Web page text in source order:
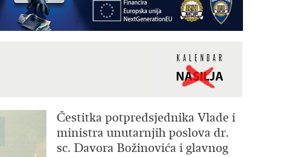
Čestitka potpredsjednika Vlade i
ministra unutarnjih poslova dr.
sc. Davora Božinovića i glavnog